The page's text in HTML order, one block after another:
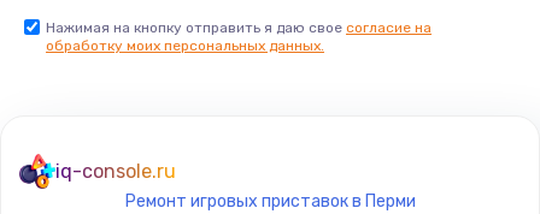
Нажимая на кнопку отправить я даю свое согласие на
обработку моих персональных данных.
iq-console.ru
Ремонт игровых приставок в Перми